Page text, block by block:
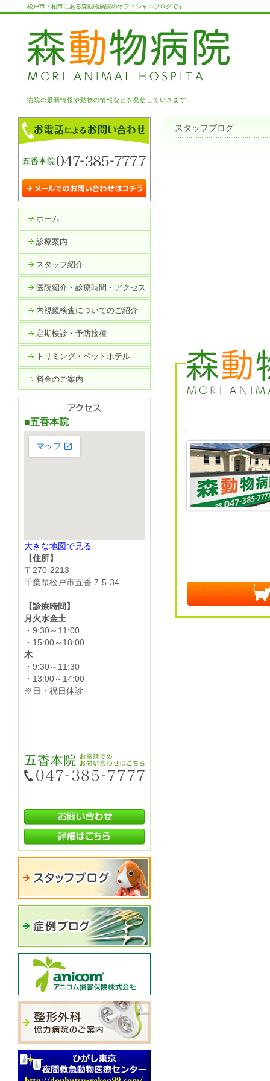
松戸市・柏市にある森動物病院のオフィシャルブログです
病院の最新情報や動物の情報などを発信していきます
スタッフブログ
ホーム
診療案内
スタッフ紹介
医院紹介・診療時間・アクセス
内視鏡検査についてのご紹介
定期検診・予防接種
トリミング・ペットホテル
料金のご案内
■五香本院
大きな地図で見る
【住所】
〒270-2213
千葉県松戸市五香 7-5-34
【診療時間】
月火水金土
・9:30～11:00
・15:00～18:00
木
・9:30～11:30
・13:00～14:00
※日・祝日休診